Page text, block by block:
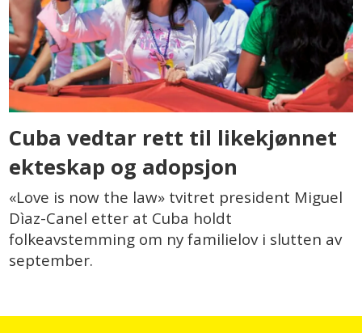
Cuba vedtar rett til likekjønnet
ekteskap og adopsjon
«Love is now the law» tvitret president Miguel
Dìaz-Canel etter at Cuba holdt
folkeavstemming om ny familielov i slutten av
september.